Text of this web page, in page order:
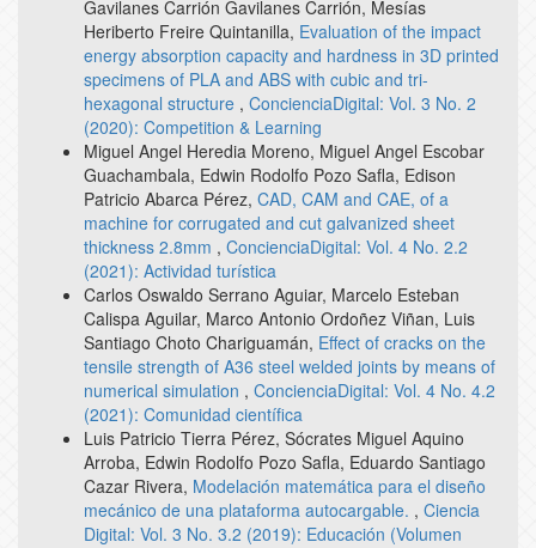
Gavilanes Carrión Gavilanes Carrión, Mesías
Heriberto Freire Quintanilla, Evaluation of the impact
energy absorption capacity and hardness in 3D printed
specimens of PLA and ABS with cubic and tri-
hexagonal structure , ConcienciaDigital: Vol. 3 No. 2
(2020): Competition & Learning
Miguel Angel Heredia Moreno, Miguel Angel Escobar
Guachambala, Edwin Rodolfo Pozo Safla, Edison
Patricio Abarca Pérez, CAD, CAM and CAE, of a
machine for corrugated and cut galvanized sheet
thickness 2.8mm , ConcienciaDigital: Vol. 4 No. 2.2
(2021): Actividad turística
Carlos Oswaldo Serrano Aguiar, Marcelo Esteban
Calispa Aguilar, Marco Antonio Ordoñez Viñan, Luis
Santiago Choto Chariguamán, Effect of cracks on the
tensile strength of A36 steel welded joints by means of
numerical simulation , ConcienciaDigital: Vol. 4 No. 4.2
(2021): Comunidad científica
Luis Patricio Tierra Pérez, Sócrates Miguel Aquino
Arroba, Edwin Rodolfo Pozo Safla, Eduardo Santiago
Cazar Rivera, Modelación matemática para el diseño
mecánico de una plataforma autocargable. , Ciencia
Digital: Vol. 3 No. 3.2 (2019): Educación (Volumen